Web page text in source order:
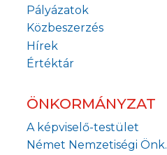
Pályázatok
Közbeszerzés
Hírek
Értéktár
ÖNKORMÁNYZAT
A képviselő-testület
Német Nemzetiségi Önk.